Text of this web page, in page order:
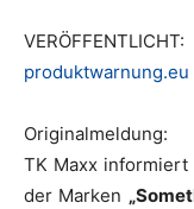
produktwarnung.eu
Originalmeldung:
TK Maxx
der Marken